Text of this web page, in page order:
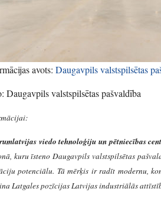
avots: Daugavpils valstspilsētas
Daugavpils valstspilsētas pašvaldība
viedo tehnoloģiju un pētniecības
kuru īsteno Daugavpils valstspilsētas
potenciālu. Tā mērķis ir radīt modernu,
Latgales pozīcijas Latvijas industriālās